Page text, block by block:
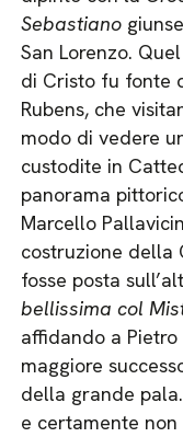
Sebastiano
San Lorenzo.
di Cristo fu fonte
Rubens, che
modo di vedere
custodite in
panorama
Marcello
costruzione della
fosse posta
bellissima col
affidando a
maggiore
della grande
e certamente